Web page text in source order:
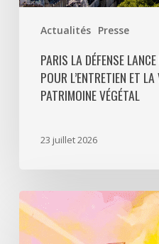
Actualités Presse
PARIS LA DÉFENSE
POUR L’ENTRETIEN ET
PATRIMOINE VÉGÉTAL
23 juillet 2026
Paris
La
Défense